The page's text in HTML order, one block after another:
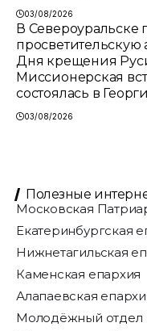
03/08/2026
В Североуральске
просветительскую
Дня крещения
Миссионерская
состоялась в
03/08/2026
Полезные
Московская
Екатеринбургская
Нижнетагильская
Каменская епархия
Алапаевская
Молодёжный отдел